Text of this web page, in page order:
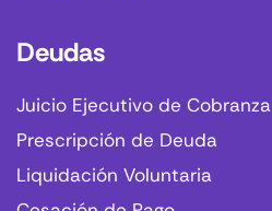
Deudas
Juicio Ejecutivo de Cobranza
Prescripción de Deuda
Liquidación Voluntaria